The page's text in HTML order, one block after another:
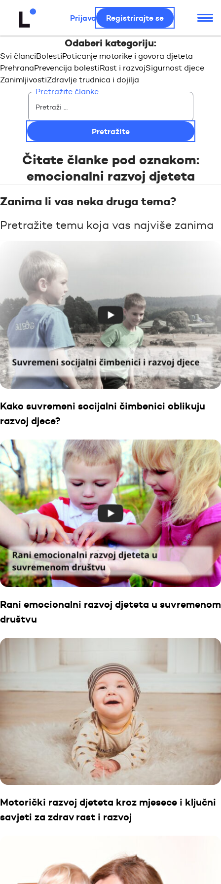
Prijava Registrirajte se
Odaberi kategoriju:
Svi članciBolestiPoticanje motorike i govora djeteta
PrehranaPrevencija bolestiRast i razvojSigurnost djece
ZanimljivostiZdravlje trudnica i dojilja
Pretražite članke
Čitate članke pod oznakom:
emocionalni razvoj djeteta
Zanima li vas neka druga tema?
Pretražite temu koja vas najviše zanima
Kako suvremeni socijalni čimbenici oblikuju
razvoj djece?
Rani emocionalni razvoj djeteta u suvremenom
društvu
Motorički razvoj djeteta kroz mjesece i ključni
savjeti za zdrav rast i razvoj